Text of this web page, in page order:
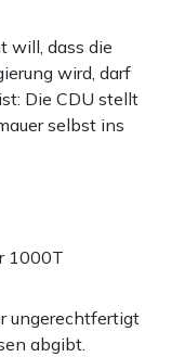
will, dass die
wird, darf
Die CDU stellt
selbst ins
1000T
ungerechtfertigt
abgibt.